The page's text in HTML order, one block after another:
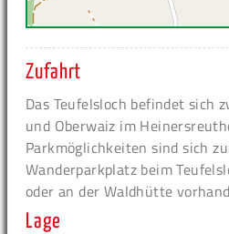
Zufahrt
Das Teufelsloch befindet sich
und Oberwaiz im
Parkmöglichkeiten sind sich
Wanderparkplatz beim
oder an der Waldhütte
Lage